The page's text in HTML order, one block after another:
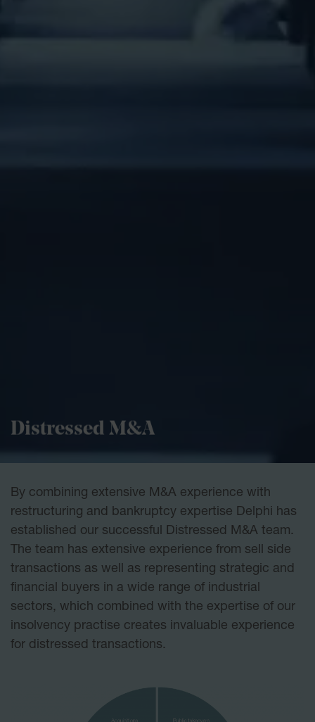
Distressed M&A
By combining extensive M&A experience with
restructuring and bankruptcy expertise Delphi has
established our successful Distressed M&A team.
The team has extensive experience from sell side
transactions as well as representing strategic and
financial buyers in a wide range of industrial
sectors, which combined with the expertise of our
insolvency practise creates invaluable experience
for distressed transactions.